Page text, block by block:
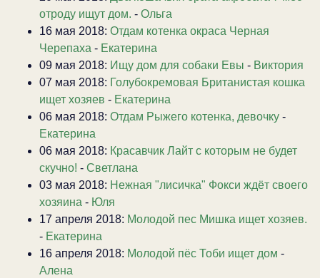
отроду ищут дом. - Ольга
16 мая 2018: Отдам котенка окраса Черная
Черепаха - Екатерина
09 мая 2018: Ищу дом для собаки Евы - Виктория
07 мая 2018: Голубокремовая Британистая кошка
ищет хозяев - Екатерина
06 мая 2018: Отдам Рыжего котенка, девочку -
Екатерина
06 мая 2018: Красавчик Лайт с которым не будет
скучно! - Светлана
03 мая 2018: Нежная "лисичка" Фокси ждёт своего
хозяина - Юля
17 апреля 2018: Молодой пес Мишка ищет хозяев.
- Екатерина
16 апреля 2018: Молодой пёс Тоби ищет дом -
Алена